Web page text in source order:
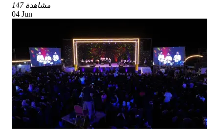
147 مشاهدة
04 Jun